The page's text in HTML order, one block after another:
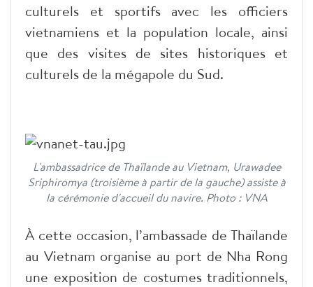
culturels et sportifs avec les officiers
vietnamiens et la population locale, ainsi
que des visites de sites historiques et
culturels de la mégapole du Sud.
L'ambassadrice de Thaïlande au Vietnam, Urawadee
Sriphiromya (troisième à partir de la gauche) assiste à
la cérémonie d'accueil du navire. Photo : VNA
À cette occasion, l’ambassade de Thaïlande
au Vietnam organise au port de Nha Rong
une exposition de costumes traditionnels,